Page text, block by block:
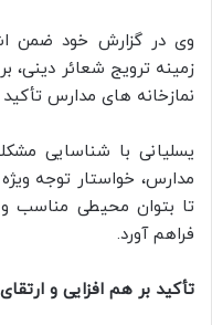
وی در گزارش خود ضمن
زمینه ترویج شعائر
نمازخانه های مدارس تأکید
یسلیانی با شناسایی
مدارس، خواستار توجه
تا بتوان محیطی مناسب و
فراهم آورد.
تأکید بر هم افزایی و